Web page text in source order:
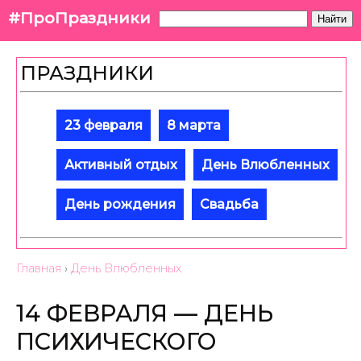
#ПроПраздники Найти
ПРАЗДНИКИ
23 февраля 8 марта
Активный отдых День Влюбленных
День рождения Свадьба
Главная › День Влюбленных
14 ФЕВРАЛЯ — ДЕНЬ
ПСИХИЧЕСКОГО